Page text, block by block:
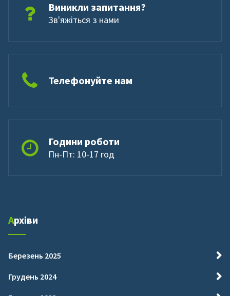
Виникли запитання?
Зв'яжіться з нами
Телефонуйте нам
Години роботи
Пн-Пт: 10-17 год
Архіви
Березень 2025
Грудень 2024